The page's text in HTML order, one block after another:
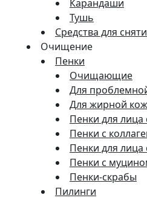
Карандаши
Тушь
Средства для
Очищение
Пенки
Очищающие
Для
Для жирной
Пенки для лица
Пенки с
Пенки для лица
Пенки с
Пенки-скрабы
Пилинги